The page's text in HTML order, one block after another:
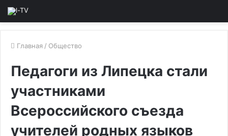
Главная / Общество
Педагоги из Липецка стали
участниками
Всероссийского съезда
учителей родных языков